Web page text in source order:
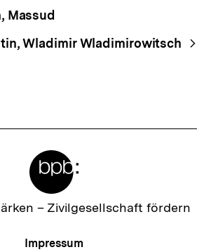
Massud
Wladimir Wladimirowitsch
– Zivilgesellschaft fördern
Meta-
Impressum